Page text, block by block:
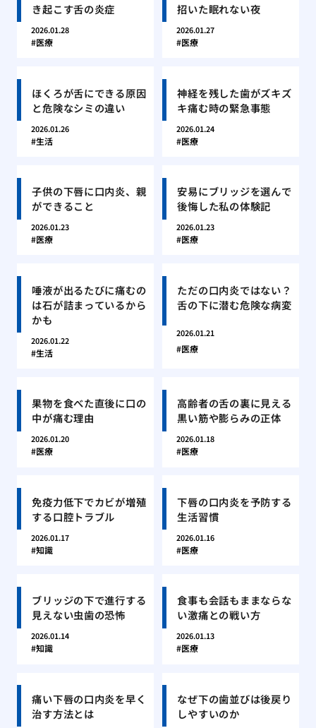
き起こす舌の炎症
2026.01.28
医療
招いた眠れない夜
2026.01.27
医療
ほくろが舌にできる原因
と危険なシミの違い
2026.01.26
生活
神経を残した歯がズキズ
キ痛む時の緊急事態
2026.01.24
医療
子供の下唇に口内炎、親
ができること
2026.01.23
医療
安易にブリッジを選んで
後悔した私の体験記
2026.01.23
医療
唾液が出るたびに痛むの
は石が詰まっているから
かも
2026.01.22
生活
ただの口内炎ではない？
舌の下に潜む危険な病変
2026.01.21
医療
果物を食べた直後に口の
中が痛む理由
2026.01.20
医療
高齢者の舌の裏に見える
黒い筋や膨らみの正体
2026.01.18
医療
免疫力低下でカビが増殖
する口腔トラブル
2026.01.17
知識
下唇の口内炎を予防する
生活習慣
2026.01.16
医療
ブリッジの下で進行する
見えない虫歯の恐怖
2026.01.14
知識
食事も会話もままならな
い激痛との戦い方
2026.01.13
医療
痛い下唇の口内炎を早く
治す方法とは
なぜ下の歯並びは後戻り
しやすいのか